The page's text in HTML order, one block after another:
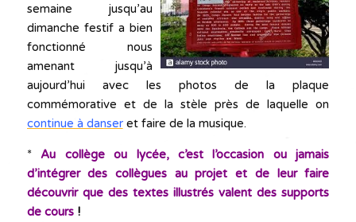
semaine jusqu’au
dimanche festif a bien
fonctionné nous
amenant jusqu’à
aujourd’hui avec les photos de la plaque
commémorative et de la stèle près de laquelle on
continue à danser et faire de la musique.
*Au collège ou lycée, c’est l’occasion ou jamais
d’intégrer des collègues au projet et de leur faire
découvrir que des textes illustrés valent des supports
de cours !